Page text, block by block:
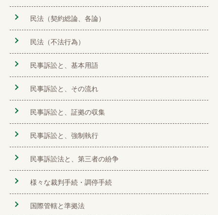
民法（契約総論、各論）
民法（不法行為）
民事訴訟と、基本用語
民事訴訟と、その流れ
民事訴訟と、証拠の収集
民事訴訟と、強制執行
民事訴訟法と、第三者の紛争
様々な裁判手続・調停手続
国際管轄と準拠法